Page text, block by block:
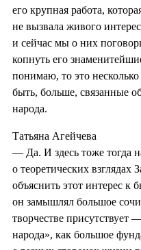
его крупная работа,
не вызвала живого
и сейчас мы о них
копнуть его
понимаю, то это
быть, больше, связанные
народа.
Татьяна Агейчева
— Да. И здесь тоже тогда
о теоретических взглядах
объяснить этот интерес к
он замышлял большое
творчестве
народа», как большое